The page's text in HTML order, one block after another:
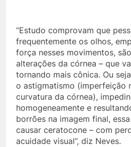
“Estudo comprovam que
frequentemente os olhos,
força nesses movimentos,
alterações da córnea – que
tornando mais cônica. Ou
o astigmatismo (imperfeição
curvatura da córnea),
homogeneamente e
borrões na imagem final,
causar ceratocone – com
acuidade visual”, diz Neves.